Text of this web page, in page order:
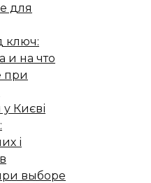
для
ключ:
и на что
при
Києві
і
выборе